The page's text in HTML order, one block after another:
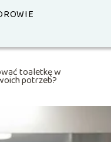
toaletkę w
potrzeb?